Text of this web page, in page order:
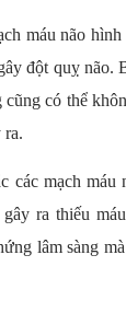
máu não
đột quỵ não.
có thể
ra.
các mạch máu
ra thiếu
lâm sàng